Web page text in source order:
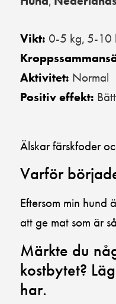
Vikt: 0-5 kg, 5-10
Aktivitet: Normal
Positiv effekt:
Älskar färskfoder
Varför
Eftersom min hund
att ge mat som är
Märkte du
kostbytet?
har.